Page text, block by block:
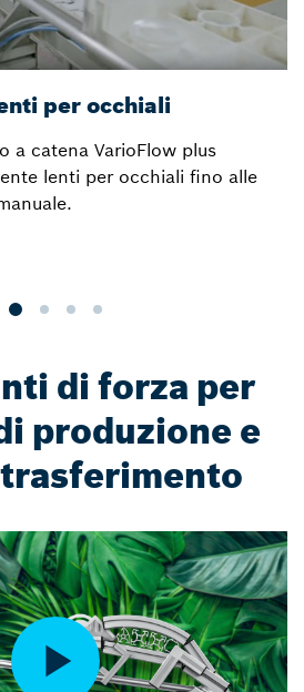
per occhiali
a catena VarioFlow plus
lenti per occhiali fino alle
di forza per
produzione e